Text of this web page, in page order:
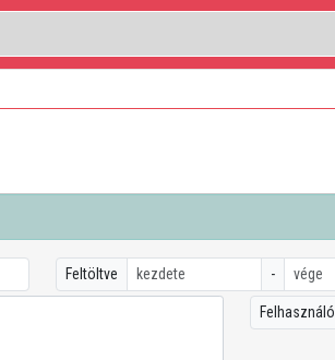
Feltöltve -
Felhasználó